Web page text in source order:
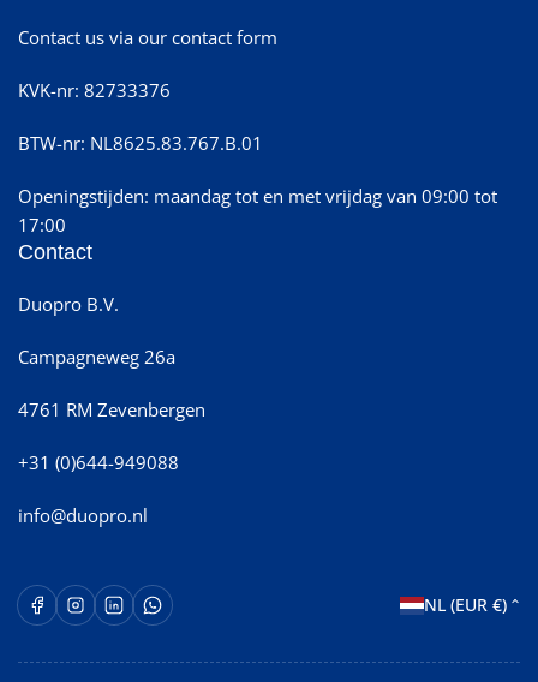
Contact us via our contact form
KVK-nr: 82733376
BTW-nr: NL8625.83.767.B.01
Openingstijden: maandag tot en met vrijdag van 09:00 tot
17:00
Contact
Duopro B.V.
Campagneweg 26a
4761 RM Zevenbergen
+31 (0)644-949088
info@duopro.nl
FacebookInstagram
LinkedInWhatsApp Opent in een nieuw venster.
L
n
NL (EUR €)